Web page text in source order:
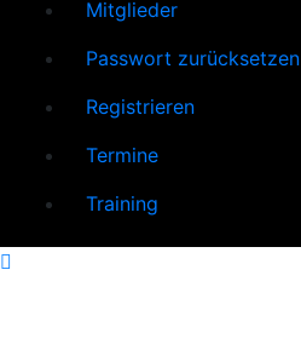
Mitglieder
Passwort zurücksetzen
Registrieren
Termine
Training